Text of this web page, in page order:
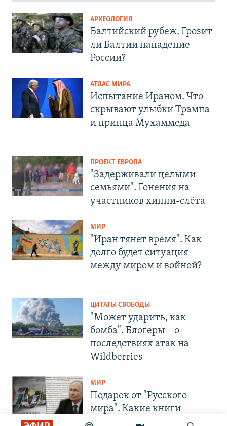
АРХЕОЛОГИЯ
Балтийский рубеж. Грозит
ли Балтии нападение
России?
АТЛАС МИРА
Испытание Ираном. Что
скрывают улыбки Трампа
и принца Мухаммеда
ПРОЕКТ ЕВРОПА
"Задерживали целыми
семьями". Гонения на
участников хиппи-слёта
МИР
"Иран тянет время". Как
долго будет ситуация
между миром и войной?
ЦИТАТЫ СВОБОДЫ
"Может ударить, как
бомба". Блогеры – о
последствиях атак на
Wildberries
МИР
Подарок от "Русского
мира". Какие книги
Москва предлагает сербам